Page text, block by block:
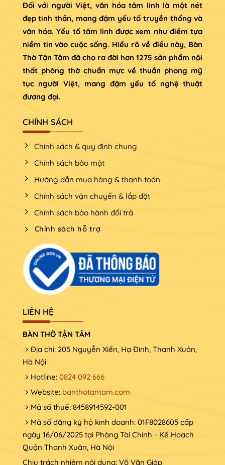
Đối với người Việt, văn hóa tâm linh là một nét
đẹp tinh thần, mang đậm yếu tố truyền thống và
văn hóa. Yếu tố tâm linh được xem như điểm tựa
niềm tin vào cuộc sống. Hiểu rõ về điều này, Bàn
Thờ Tận Tâm đã cho ra đời hơn 1275 sản phẩm nội
thất phòng thờ chuẩn mực về thuần phong mỹ
tục người Việt, mang đậm yếu tố nghệ thuật
đương đại.
CHÍNH SÁCH
Chính sách & quy định chung
Chính sách bảo mật
Hướng dẫn mua hàng & thanh toán
Chính sách vận chuyển & lắp đặt
Chính sách bảo hành đổi trả
Chính sách hỗ trợ
LIÊN HỆ
BÀN THỜ TẬN TÂM
Địa chỉ: 205 Nguyễn Xiển, Hạ Đình, Thanh Xuân,
Hà Nội
Hotline: 0824 092 666
Website: banthotantam.com
Mã số thuế: 8458914592-001
Mã số đăng ký hộ kinh doanh: 01F8028605 cấp
ngày 16/06/2025 tại Phòng Tài Chính - Kế Hoạch
Quận Thanh Xuân, Hà Nội
Chịu trách nhiệm nội dung: Võ Văn Giáp